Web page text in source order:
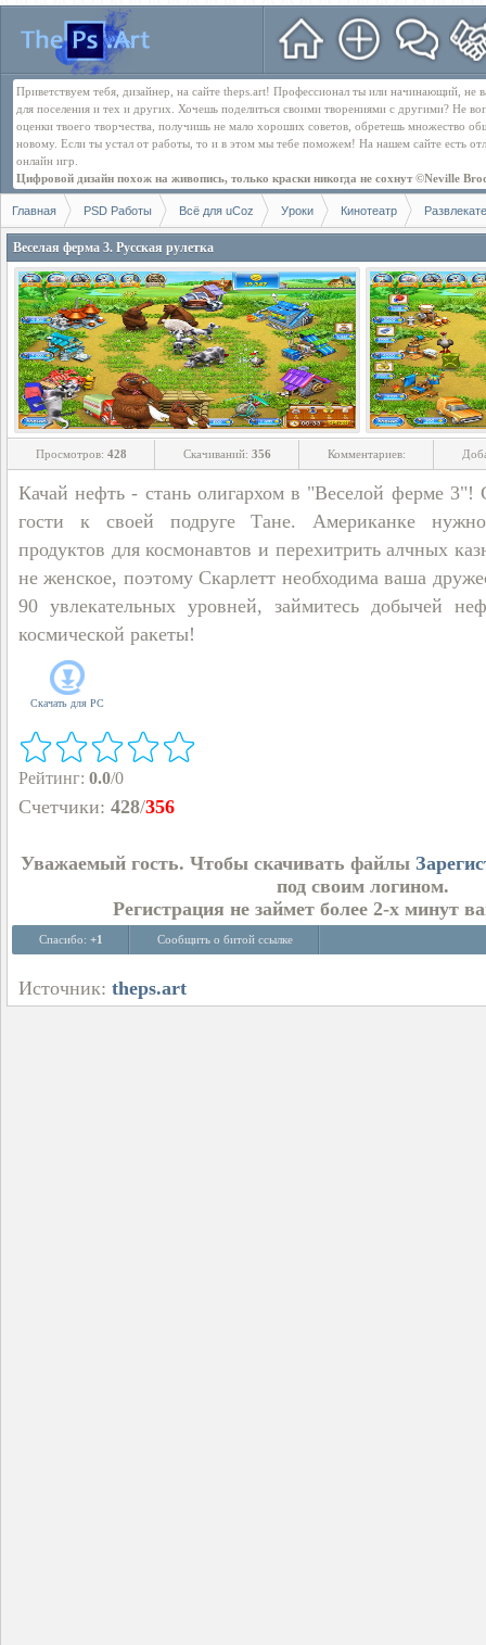
Приветствуем тебя, дизайнер, на сайте theps.art! Профессионал ты или начинающий,
для поселения и тех и других. Хочешь поделиться своими творениями с другими? Не
оценки твоего творчества, получишь не мало хороших советов, обретешь множество
новому. Если ты устал от работы, то и в этом мы тебе поможем! На нашем сайте есть
онлайн игр.
Цифровой дизайн похож на живопись, только краски никогда не сохнут ©Neville
Главная PSD Работы Всё для uCoz Уроки Кинотеатр
Веселая ферма 3. Русская рулетка
Просмотров: 428 Скачиваний: 356 Комментариев:
Качай нефть - стань олигархом в "Веселой ферме 3"!
гости к своей подруге Тане. Американке нужно
продуктов для космонавтов и перехитрить алчных
не женское, поэтому Скарлетт необходима ваша
90 увлекательных уровней, займитесь добычей
космической ракеты!
Скачать для PC
Рейтинг: 0.0/0
Счетчики: 428/356
Уважаемый гость. Чтобы скачивать файлы
под своим логином.
Регистрация не займет более 2-х минут
Спасибо: +1 Сообщить о битой ссылке
Источник: theps.art